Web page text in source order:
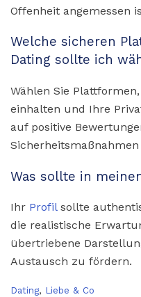
Offenheit angemessen
Welche sicheren
Dating sollte ich
Wählen Sie
einhalten und Ihre
auf positive
Was sollte in
Ihr Profilsollte
die realistische
übertriebene
Austausch zu fördern.
C
Dating, Liebe & Co